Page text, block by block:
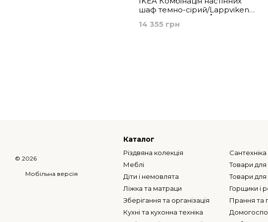
шаф темно-сірий/Lappviken
темно-сірий BESTÅ, 995.081.13
14 355 грн
© 2026
Мобільна версія
Каталог
Різдвяна колекція
Меблі
Діти і немовлята
Ліжка та матраци
Зберігання та організація
Кухні та кухонна техніка
Сантехніка
Товари для
Товари для
Горщики і
Прання та